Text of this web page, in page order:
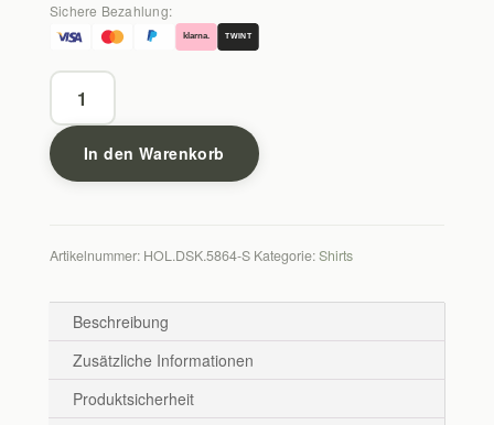
Sichere Bezahlung:
klarna. TWINT
Damen
kurz
–
white
In den Warenkorb
Artikelnummer: HOL.DSK.5864-S Kategorie:Shirts
Beschreibung
Zusätzliche Informationen
Produktsicherheit